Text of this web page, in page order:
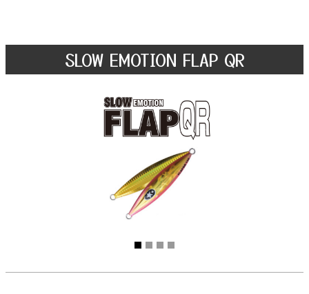
SLOW EMOTION FLAP QR